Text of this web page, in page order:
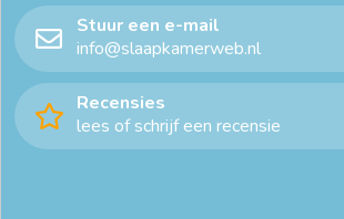
Stuur een e-mail
info@slaapkamerweb.nl
Recensies
lees of schrijf een recensie